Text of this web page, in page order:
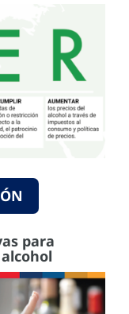
para